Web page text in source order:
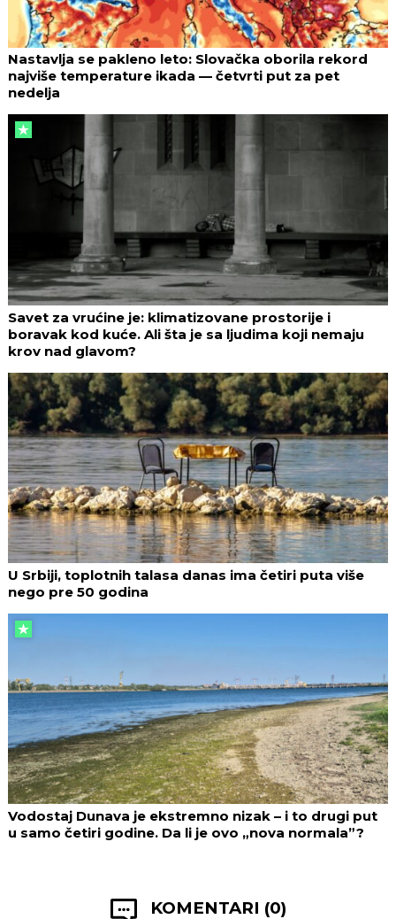
Nastavlja se pakleno leto: Slovačka oborila rekord
najviše temperature ikada — četvrti put za pet
nedelja
Savet za vrućine je: klimatizovane prostorije i
boravak kod kuće. Ali šta je sa ljudima koji nemaju
krov nad glavom?
U Srbiji, toplotnih talasa danas ima četiri puta više
nego pre 50 godina
Vodostaj Dunava je ekstremno nizak – i to drugi put
u samo četiri godine. Da li je ovo „nova normala”?
KOMENTARI (0)